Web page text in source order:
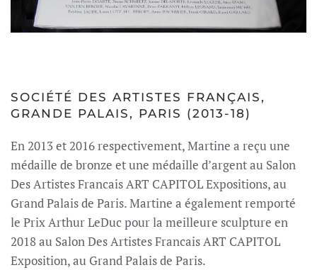
SOCIÉTÉ DES ARTISTES FRANÇAIS,
GRANDE PALAIS, PARIS (2013-18)
En 2013 et 2016 respectivement, Martine a reçu une
médaille de bronze et une médaille d’argent au Salon
Des Artistes Francais ART CAPITOL Expositions, au
Grand Palais de Paris. Martine a également remporté
le Prix Arthur LeDuc pour la meilleure sculpture en
2018 au Salon Des Artistes Francais ART CAPITOL
Exposition, au Grand Palais de Paris.